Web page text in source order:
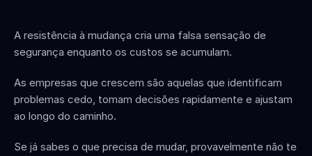
A resistência à mudança cria uma falsa sensação de
segurança enquanto os custos se acumulam.
As empresas que crescem são aquelas que identificam
problemas cedo, tomam decisões rapidamente e ajustam
ao longo do caminho.
Se já sabes o que precisa de mudar, provavelmente não te